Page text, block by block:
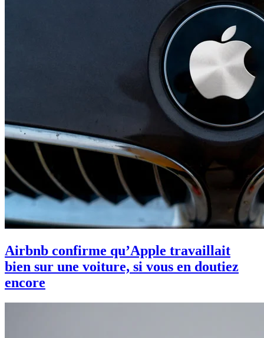
Airbnb confirme qu’Apple travaillait
bien sur une voiture, si vous en doutiez
encore